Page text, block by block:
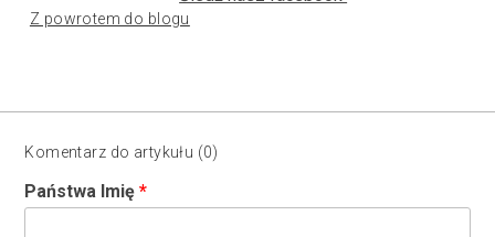
Z powrotem do blogu
Komentarz do artykułu (0)
Państwa Imię